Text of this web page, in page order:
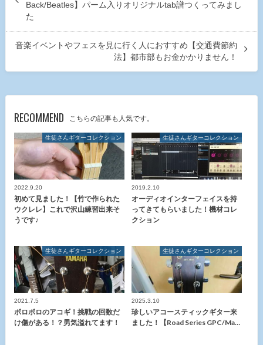
Back/Beatles】パーム入りオリジナルtab譜つくってみまし
た
音楽イベントやフェスを見に行く人におすすめ【交通費節約
法】都市部もお金かかりません！
RECOMMEND こちらの記事も人気です。
生徒さんギターコレクション
2022.9.20
初めて見ました！【竹で作られた
ウクレレ】これで沢山練習出来そ
うです♪
生徒さんギターコレクション
2019.2.10
オーディオインターフェイスを持
ってきてもらいました！機材コレ
クション
生徒さんギターコレクション
2021.7.5
ボロボロのアコギ！挑戦の回数だ
け傷がある！？男気溢れてます！
生徒さんギターコレクション
2025.3.10
珍しいアコースティックギター来
ました！【Road Series GPC/Ma…